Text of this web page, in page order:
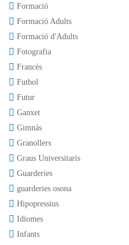
Formació
Formació Adults
Formació d'Adults
Fotografia
Francès
Futbol
Futur
Ganxet
Gimnàs
Granollers
Graus Universitaris
Guarderies
guarderies osona
Hipopressius
Idiomes
Infants